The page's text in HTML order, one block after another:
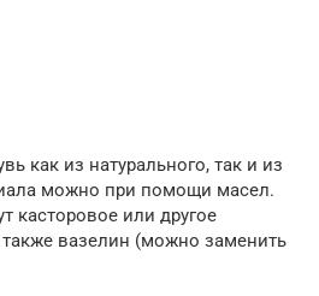
как из натурального, так и из
можно при помощи масел.
касторовое или другое
также вазелин (можно заменить